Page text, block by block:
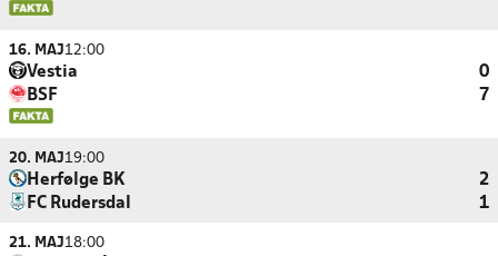
16. MAJ12:00
Vestia
0
BSF
7
20. MAJ19:00
Herfølge BK
2
FC Rudersdal
1
21. MAJ18:00